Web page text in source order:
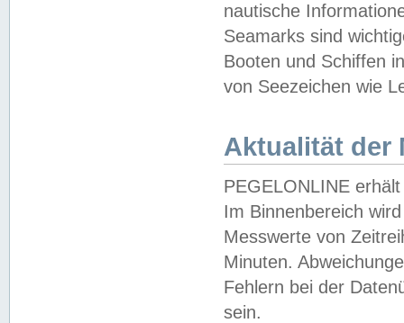
nautische
Seamarks sind
Booten und Schiffen
von Seezeichen wie
Aktualität der
PEGELONLINE
Im Binnenbereich
Messwerte von
Minuten.
Fehlern bei der
sein.